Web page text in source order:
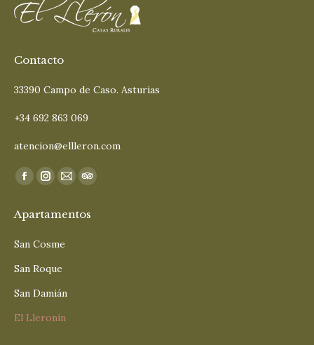
Contacto
33390 Campo de Caso. Asturias
+34 692 863 069
atencion@ellleron.com
Encuéntranos en:
Facebook
opens
window
Instagram
opens
window
Mail
opens
TripAdvisor
opens
Apartamentos
San Cosme
San Roque
San Damián
El Lleronín